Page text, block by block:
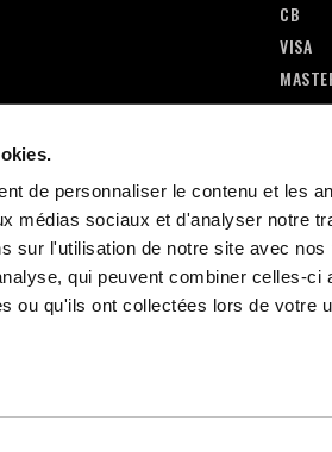
de personnaliser le contenu et les
médias sociaux et d'analyser notre
sur l'utilisation de notre site avec nos
qui peuvent combiner celles-ci
ou qu'ils ont collectées lors de votre
CB
VISA